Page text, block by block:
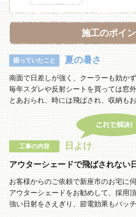
施工のポイ
困っていたこと 夏の暑さ
南面で日差しが強く、クーラーも効か
毎年スダレや反射シートを買っては窓
とあおられ、時には飛ばされ、収納も
工事の内容 日よけ
アウターシェードで飛ばされない
お客様からのご依頼で新座市のお宅に伺
アウターシェードをお勧めして、採用頂
強い日射をさえぎり、節電効果もバッチ